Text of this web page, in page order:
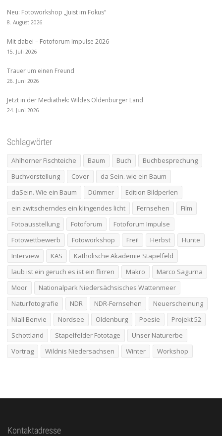
Neu: Fotoworkshop „Juist im Fokus“
8. August 2026
Mit dabei – Fotoforum Impulse 2026
15. Juli 2026
Trauer um einen Freund
26. Juni 2026
Jetzt in der Mediathek: Wildes Oldenburger Land
24. Juni 2026
Schlagwörter
Ahlhorner Fischteiche Baum Buch
Buchbesprechung
Buchvorstellung
Cover
da Sein. wie ein Baum
daSein. Wie ein Baum
Dümmer
Edition Bildperlen
ein zwitscherndes ein klingendes licht
Fernsehen
Film
Fotoausstellung
Fotoforum
Fotoforum Impulse
Fotowettbewerb
Fotoworkshop Frei! Herbst
Hunte
Interview
KAS
Katholische Akademie Stapelfeld
laub ist ein geruch es ist ein flirren
Makro
Marco Sagurna
Moor
Nationalpark Niedersächsisches Wattenmeer
Naturfotografie
NDR NDR-Fernsehen
Neuerscheinung
Niall Benvie
Nordsee Oldenburg Poesie
Projekt 52
Schottland
Stapelfelder Fototage
Unser Naturerbe
Vortrag
Wildnis Niedersachsen Winter Workshop
Kontaktadresse